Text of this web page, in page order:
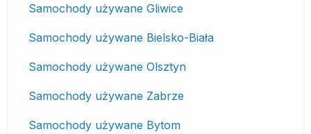
Samochody używane Gliwice
Samochody używane Bielsko-Biała
Samochody używane Olsztyn
Samochody używane Zabrze
Samochody używane Bytom